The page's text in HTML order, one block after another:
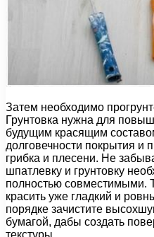
Затем необходимо
Грунтовка нужна для
будущим красящим
долговечности покрытия и
грибка и плесени. Не
шпатлевку и грунтовку
полностью совместимыми.
красить уже гладкий и
порядке зачистите
бумагой, дабы создать